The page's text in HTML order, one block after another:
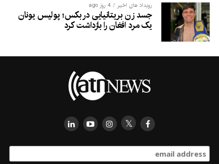
رویداد های اخیر 4 روز ago
جسد زن بریتانیایی در بکس؛ پولیس یونان
یک مرد افغان را بازداشت کرد